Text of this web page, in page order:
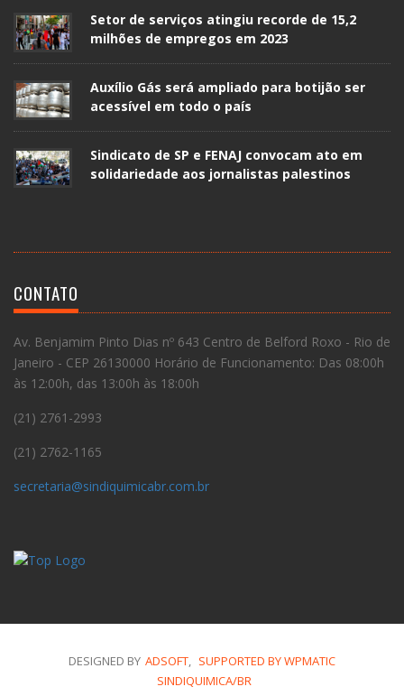
Setor de serviços atingiu recorde de 15,2
milhões de empregos em 2023
Auxílio Gás será ampliado para botijão ser
acessível em todo o país
Sindicato de SP e FENAJ convocam ato em
solidariedade aos jornalistas palestinos
CONTATO
Av. Benjamim Pinto Dias nº 643 Centro de Belford Roxo - Rio de
Janeiro - CEP 26130000 Horário de Funcionamento: Das 08:00h
às 12:00h, das 13:00h às 18:00h
(21) 2761-2993
(21) 2762-1165
secretaria@sindiquimicabr.com.br
DESIGNED BY ADSOFT, SUPPORTED BY WPMATIC
SINDIQUIMICA/BR